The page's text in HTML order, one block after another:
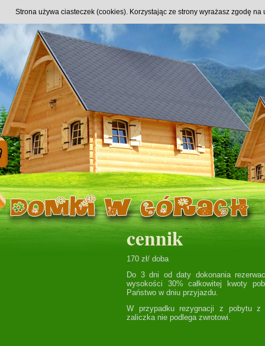
cennik
170 zł/ doba
Do 3 dni od daty dokonania
wysokości 30% całkowitej kwoty
Państwo w dniu przyjazdu.
W przypadku rezygnacji z pobytu z
zaliczka nie podlega zwrotowi.
Strona używa ciasteczek (cookies). Korzystając ze strony wyrażasz zgodę